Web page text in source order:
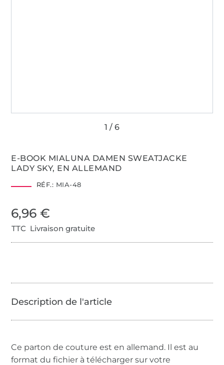
E-BOOK MIALUNA DAMEN SWEATJACKE
LADY SKY, EN ALLEMAND
RÉF.: MIA-48
6,96 €
TTC Livraison gratuite
Ce parton de couture est en allemand. Il est au
format du fichier à télécharger sur votre